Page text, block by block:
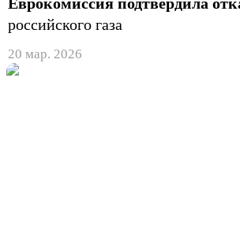
российского газа
20 мар. 2026